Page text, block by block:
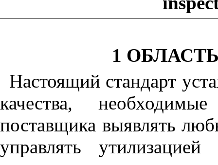
1
Настоящий стандарт
качества,
поставщика выявлять
управлять